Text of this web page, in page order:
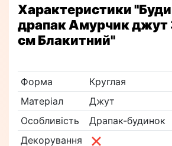
Характеристики
драпак Амурчик джут
см Блакитний"
Форма
Круглая
Матеріал
Джут
Особливість
Драпак-будинок
Декорування